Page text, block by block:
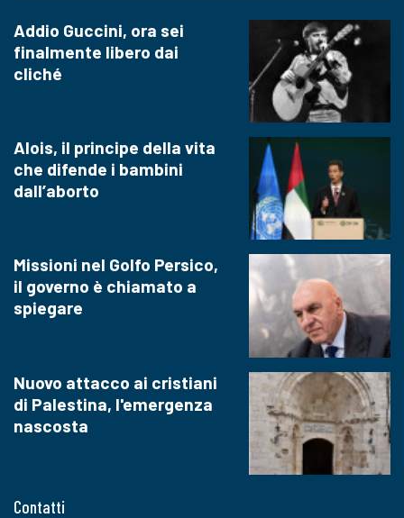
Contatti
Addio Guccini, ora sei
finalmente libero dai
cliché
Alois, il principe della vita
che difende i bambini
dall’aborto
Missioni nel Golfo Persico,
il governo è chiamato a
spiegare
Nuovo attacco ai cristiani
di Palestina, l'emergenza
nascosta